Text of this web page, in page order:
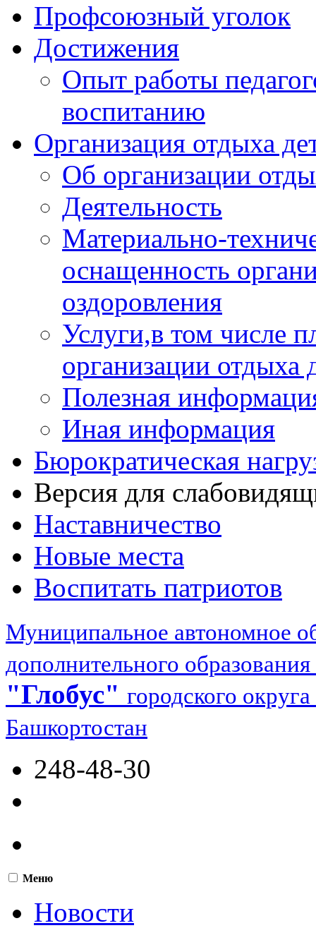
Профсоюзный уголок
Достижения
Опыт работы
воспитанию
Организация отдыха
Об организации
Деятельность
Материально-
оснащенность
оздоровления
Услуги,в том числе
организации отдыха
Полезная
Иная информация
Бюрократическая
Версия для
Наставничество
Новые места
Воспитать патриотов
Муниципальное автономное
дополнительного образования
"Глобус" городского
Башкортостан
248-48-30
Меню
Новости